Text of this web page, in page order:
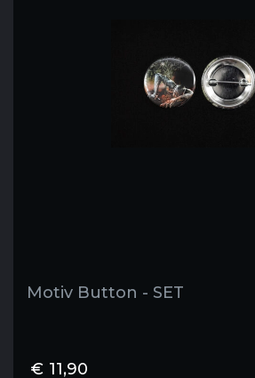
Motiv Button - SET
€ 11,90